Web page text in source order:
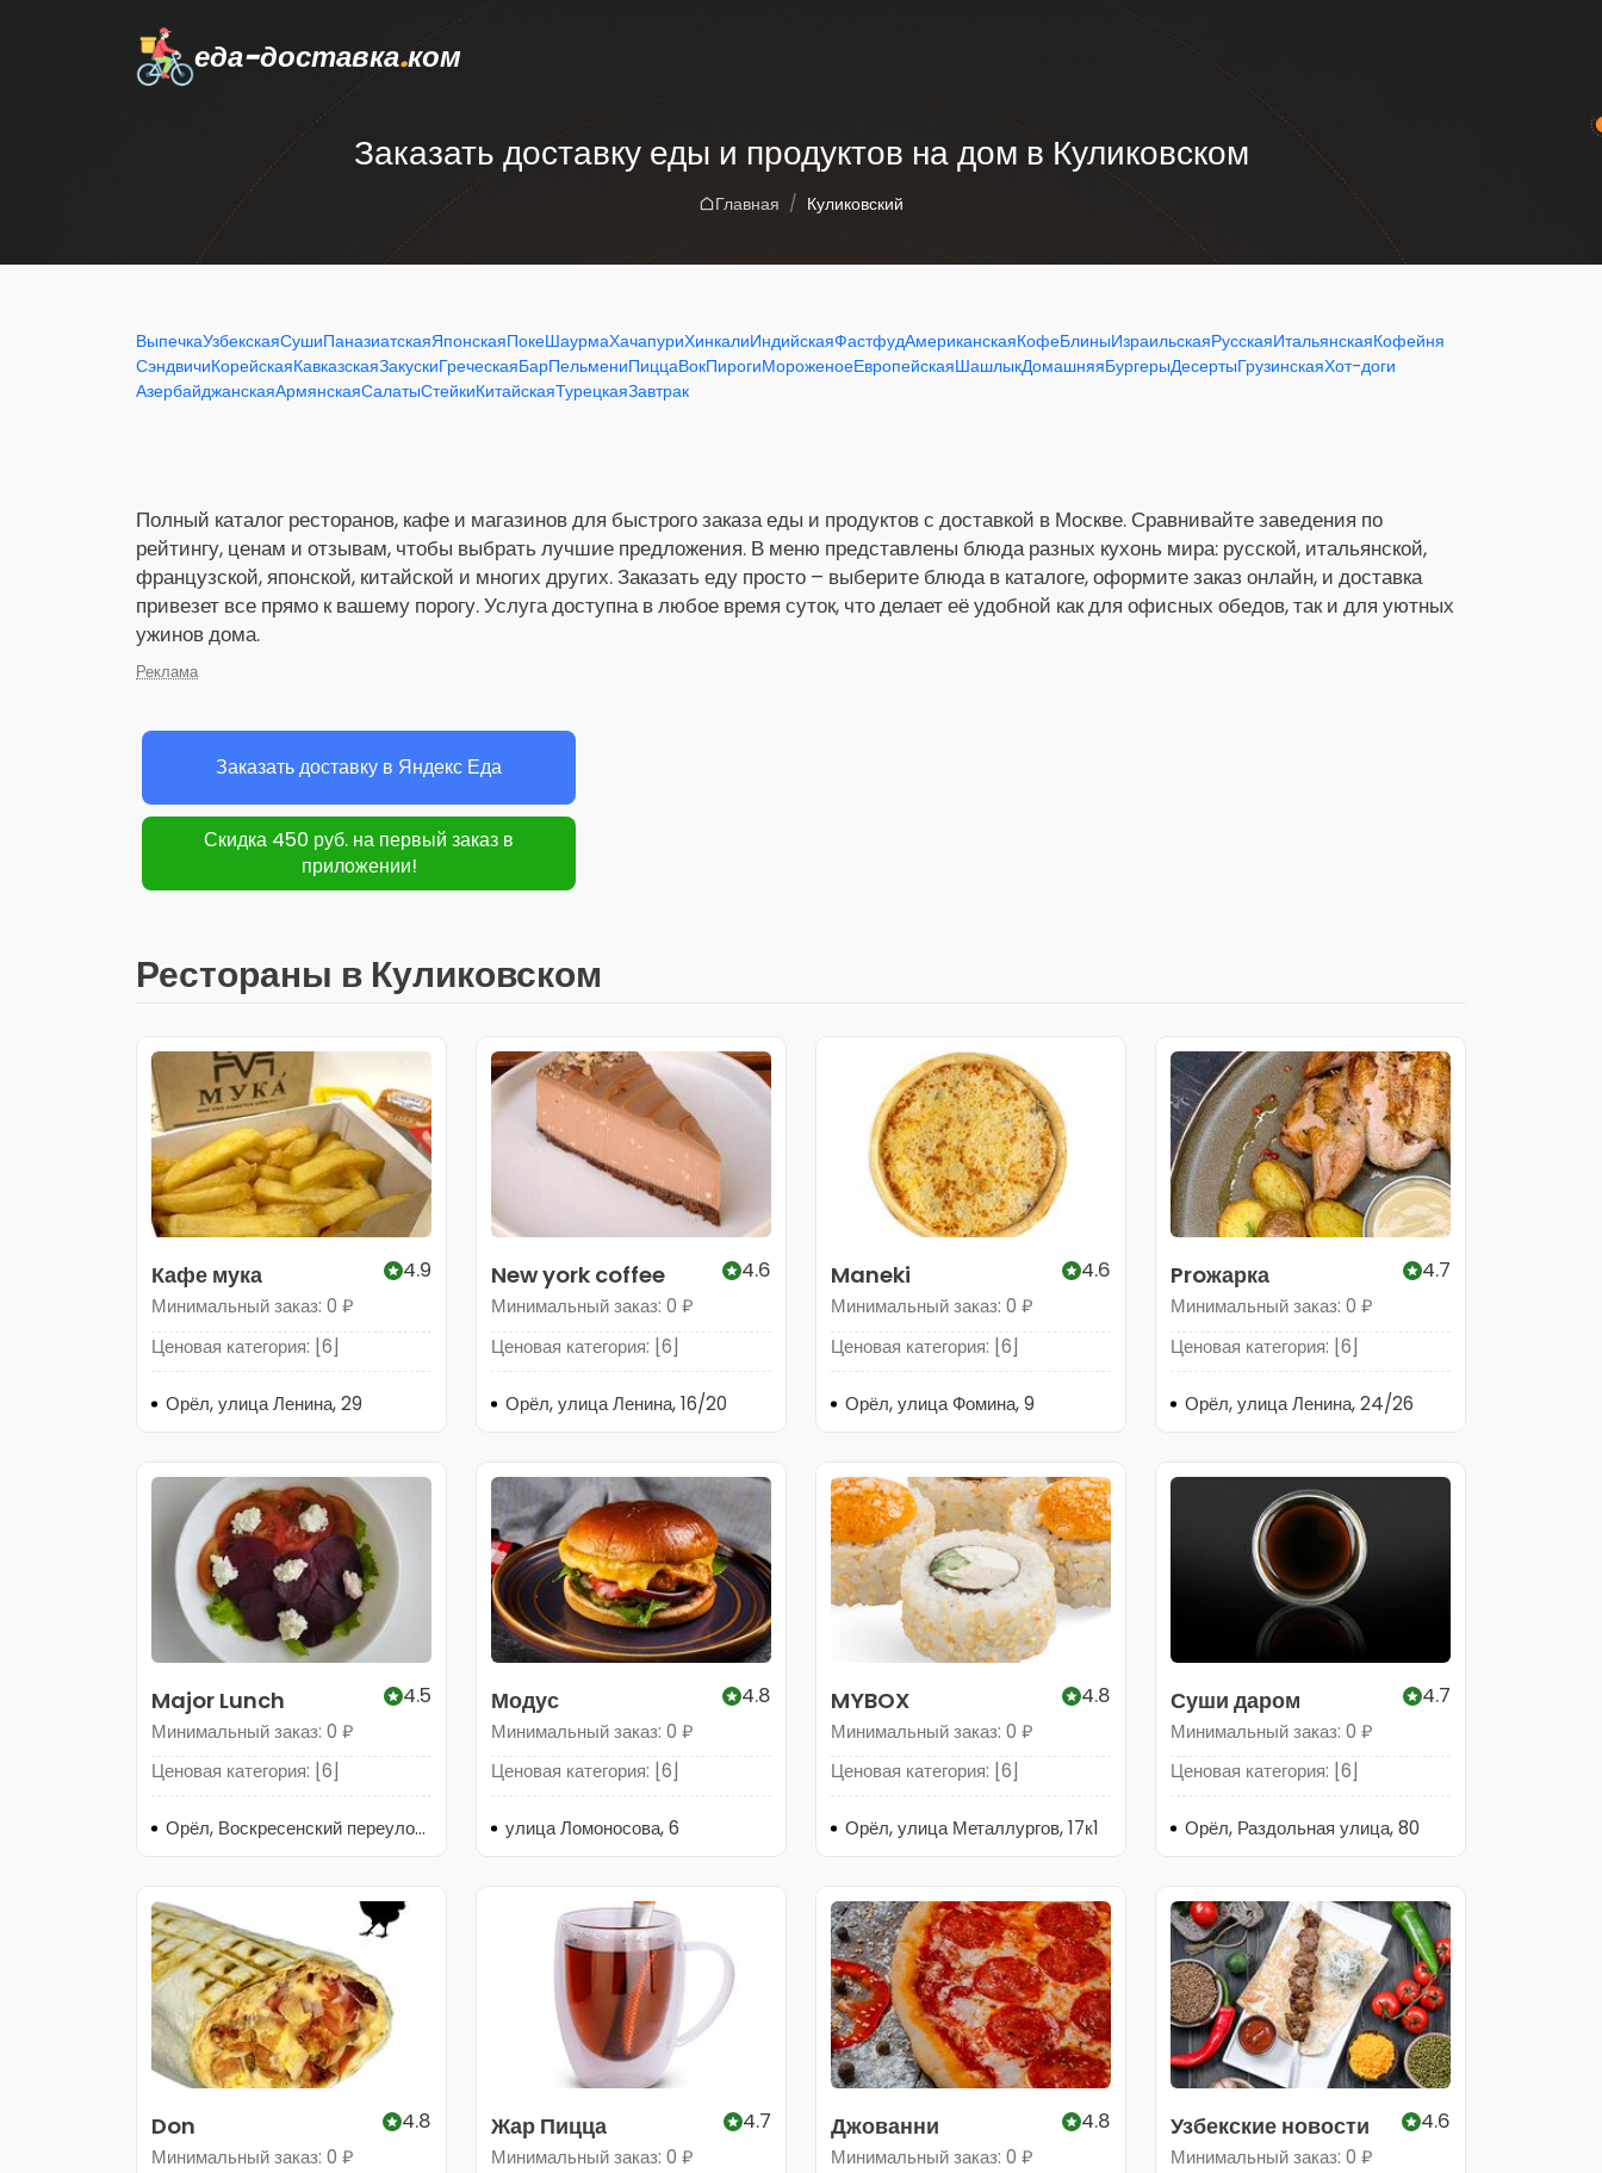
еда-доставка.ком
Заказать доставку еды и продуктов на дом в Куликовском
Главная Куликовский
ВыпечкаУзбекскаяСушиПаназиатскаяЯпонскаяПокеШаурмаХачапуриХинкалиИндийскаяФастфудАмериканскаяКофеБлиныИзраильскаяРусскаяИтальянскаяКофейня
СэндвичиКорейскаяКавказскаяЗакускиГреческаяБарПельмениПиццаВокПирогиМороженоеЕвропейскаяШашлыкДомашняяБургерыДесертыГрузинскаяХот-доги
АзербайджанскаяАрмянскаяСалатыСтейкиКитайскаяТурецкаяЗавтрак
Полный каталог ресторанов, кафе и магазинов для быстрого заказа еды и продуктов с доставкой в Москве. Сравнивайте заведения по
рейтингу, ценам и отзывам, чтобы выбрать лучшие предложения. В меню представлены блюда разных кухонь мира: русской, итальянской,
французской, японской, китайской и многих других. Заказать еду просто – выберите блюда в каталоге, оформите заказ онлайн, и доставка
привезет все прямо к вашему порогу. Услуга доступна в любое время суток, что делает её удобной как для офисных обедов, так и для уютных
ужинов дома.
Реклама
Заказать доставку в Яндекс Еда
Скидка 450 руб. на первый заказ в
приложении!
Рестораны в Куликовском
Кафе мука 4.9
Минимальный заказ: 0 ₽
Ценовая категория: [6]
Орёл, улица Ленина, 29
New york coffee 4.6
Минимальный заказ: 0 ₽
Ценовая категория: [6]
Орёл, улица Ленина, 16/20
Maneki 4.6
Минимальный заказ: 0 ₽
Ценовая категория: [6]
Орёл, улица Фомина, 9
Proжарка 4.7
Минимальный заказ: 0 ₽
Ценовая категория: [6]
Орёл, улица Ленина, 24/26
Major Lunch 4.5
Минимальный заказ: 0 ₽
Ценовая категория: [6]
Орёл, Воскресенский переулок, 11
Модус 4.8
Минимальный заказ: 0 ₽
Ценовая категория: [6]
улица Ломоносова, 6
MYBOX 4.8
Минимальный заказ: 0 ₽
Ценовая категория: [6]
Орёл, улица Металлургов, 17к1
Суши даром 4.7
Минимальный заказ: 0 ₽
Ценовая категория: [6]
Орёл, Раздольная улица, 80
Don 4.8
Минимальный заказ: 0 ₽
Жар Пицца 4.7
Минимальный заказ: 0 ₽
Джованни 4.8
Минимальный заказ: 0 ₽
Узбекские новости 4.6
Минимальный заказ: 0 ₽